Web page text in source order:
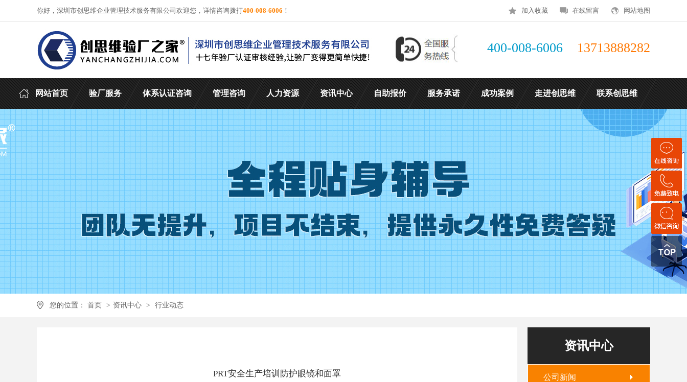
加入收藏 在线留言 网站地图
你好，深圳市创思维企业管理技术服务有限公司欢迎您，详情咨询拨打400-008-6006 ！
400-008-6006 13713888282
网站首页 验厂服务 体系认证咨询 管理咨询 人力资源 资讯中心 自助报价 服务承诺 成功案例 走进创思维 联系创思维
您的位置： 首页 > 资讯中心 > 行业动态
资讯中心
公司新闻
PRT安全生产培训防护眼镜和面罩